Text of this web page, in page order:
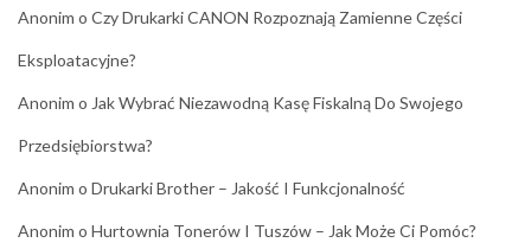
Anonim o Czy Drukarki CANON Rozpoznają Zamienne Części
Eksploatacyjne?
Anonim o Jak Wybrać Niezawodną Kasę Fiskalną Do Swojego
Przedsiębiorstwa?
Anonim o Drukarki Brother – Jakość I Funkcjonalność
Anonim o Hurtownia Tonerów I Tuszów – Jak Może Ci Pomóc?